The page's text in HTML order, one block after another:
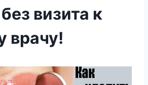
визита к
врачу!